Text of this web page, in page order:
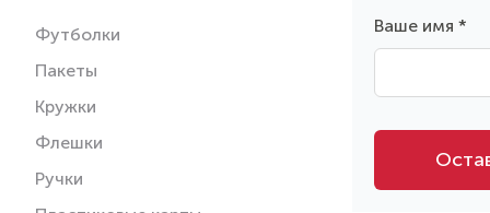
Футболки
Пакеты
Кружки
Флешки
Ручки
Ваше имя *